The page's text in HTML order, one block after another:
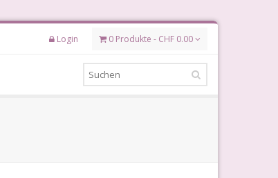
Login 0 Produkte - CHF 0.00